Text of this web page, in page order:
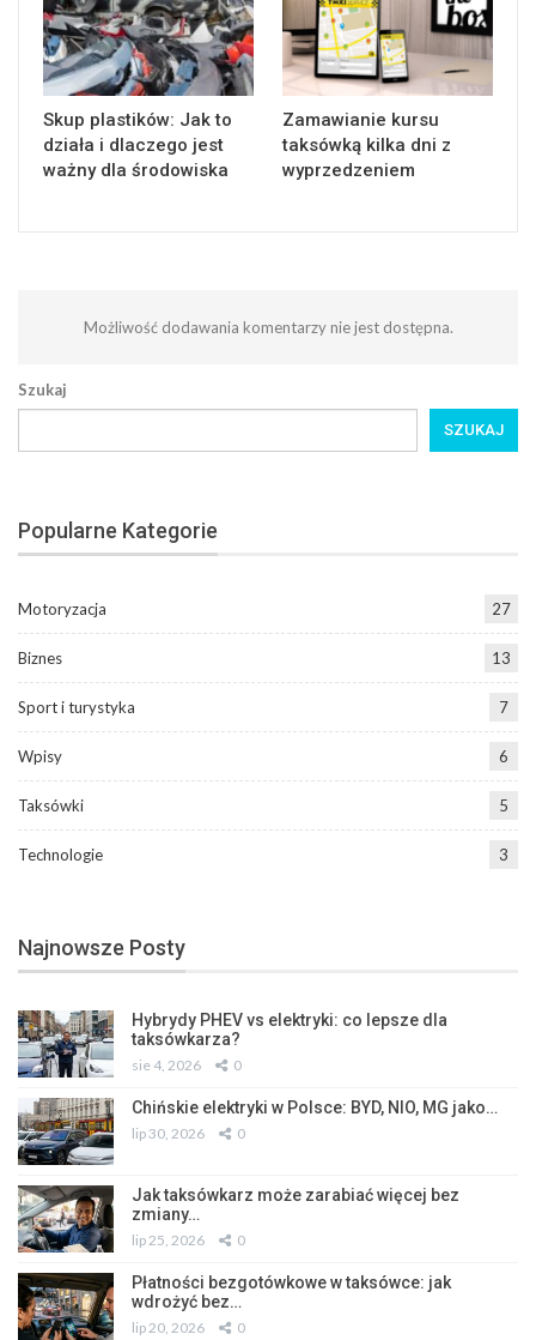
Skup plastików: Jak to
działa i dlaczego jest
ważny dla środowiska
Zamawianie kursu
taksówką kilka dni z
wyprzedzeniem
Możliwość dodawania komentarzy nie jest dostępna.
Szukaj
SZUKAJ
Popularne Kategorie
Motoryzacja 27
Biznes 13
Sport i turystyka 7
Wpisy 6
Taksówki 5
Technologie 3
Najnowsze Posty
Hybrydy PHEV vs elektryki: co lepsze dla
taksówkarza?
sie 4, 2026 0
Chińskie elektryki w Polsce: BYD, NIO, MG jako…
lip 30, 2026 0
Jak taksówkarz może zarabiać więcej bez
zmiany…
lip 25, 2026 0
Płatności bezgotówkowe w taksówce: jak
wdrożyć bez…
lip 20, 2026 0